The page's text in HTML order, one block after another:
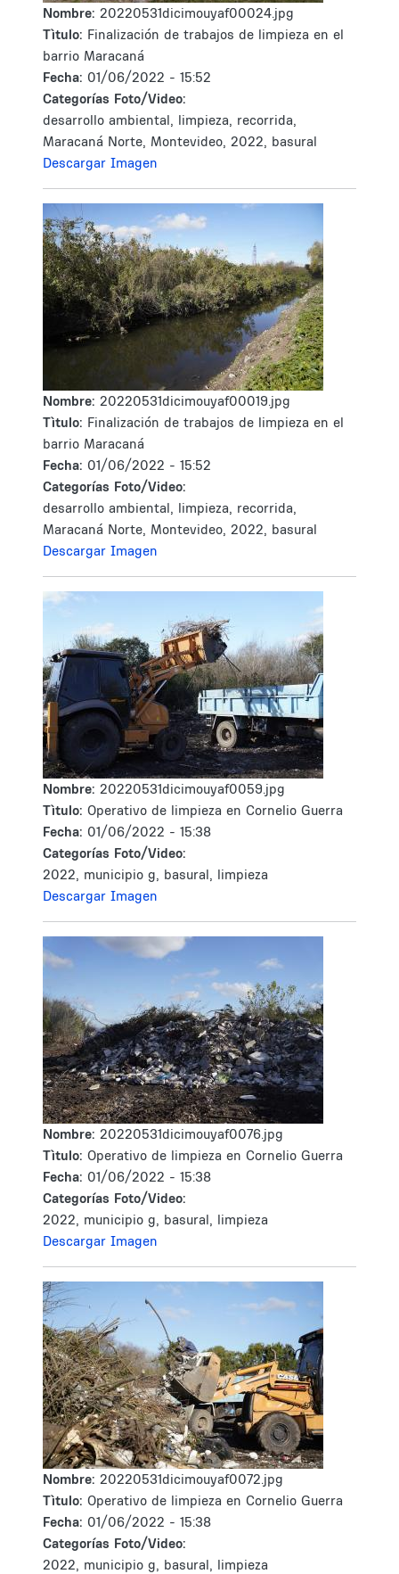
Nombre: 20220531dicimouyaf00024.jpg
Tìtulo: Finalización de trabajos de limpieza en el
barrio Maracaná
Fecha: 01/06/2022 - 15:52
Categorías Foto/Video:
desarrollo ambiental, limpieza, recorrida,
Maracaná Norte, Montevideo, 2022, basural
Descargar Imagen
Nombre: 20220531dicimouyaf00019.jpg
Tìtulo: Finalización de trabajos de limpieza en el
barrio Maracaná
Fecha: 01/06/2022 - 15:52
Categorías Foto/Video:
desarrollo ambiental, limpieza, recorrida,
Maracaná Norte, Montevideo, 2022, basural
Descargar Imagen
Nombre: 20220531dicimouyaf0059.jpg
Tìtulo: Operativo de limpieza en Cornelio Guerra
Fecha: 01/06/2022 - 15:38
Categorías Foto/Video:
2022, municipio g, basural, limpieza
Descargar Imagen
Nombre: 20220531dicimouyaf0076.jpg
Tìtulo: Operativo de limpieza en Cornelio Guerra
Fecha: 01/06/2022 - 15:38
Categorías Foto/Video:
2022, municipio g, basural, limpieza
Descargar Imagen
Nombre: 20220531dicimouyaf0072.jpg
Tìtulo: Operativo de limpieza en Cornelio Guerra
Fecha: 01/06/2022 - 15:38
Categorías Foto/Video:
2022, municipio g, basural, limpieza